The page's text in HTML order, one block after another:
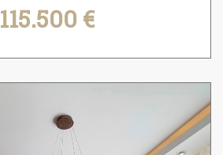
115.500 €